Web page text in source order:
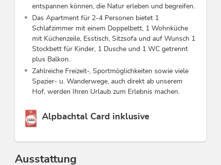
entspannen können, die Natur erleben und begreifen.
Das Apartment für 2-4 Personen bietet 1
Schlafzimmer mit einem Doppelbett, 1 Wohnküche
mit Küchenzeile, Esstisch, Sitzsofa und auf Wunsch 1
Stockbett für Kinder, 1 Dusche und 1 WC getrennt
plus Balkon.
Zahlreiche Freizeit-, Sportmöglichkeiten sowie viele
Spazier- u. Wanderwege, auch direkt ab unserem
Hof, werden Ihren Urlaub zum Erlebnis machen.
Diese Unterkunft ist Mitglied von
Alpbachtal Card inklusive
Ausstattung